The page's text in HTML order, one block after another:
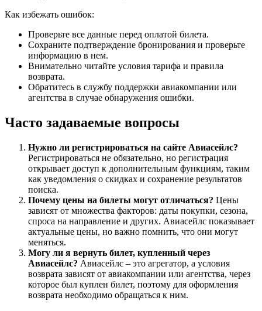
Как избежать ошибок:
Проверьте все данные перед оплатой билета.
Сохраните подтверждение бронирования и проверьте
информацию в нем.
Внимательно читайте условия тарифа и правила
возврата.
Обратитесь в службу поддержки авиакомпании или
агентства в случае обнаружения ошибки.
Часто задаваемые вопросы
Нужно ли регистрироваться на сайте Авиасейлс?
Регистрироваться не обязательно, но регистрация
открывает доступ к дополнительным функциям, таким
как уведомления о скидках и сохранение результатов
поиска.
Почему цены на билеты могут отличаться? Цены
зависят от множества факторов: даты покупки, сезона,
спроса на направление и других. Авиасейлс показывает
актуальные цены, но важно помнить, что они могут
меняться.
Могу ли я вернуть билет, купленный через
Авиасейлс? Авиасейлс – это агрегатор, а условия
возврата зависят от авиакомпании или агентства, через
которое был куплен билет, поэтому для оформления
возврата необходимо обращаться к ним.